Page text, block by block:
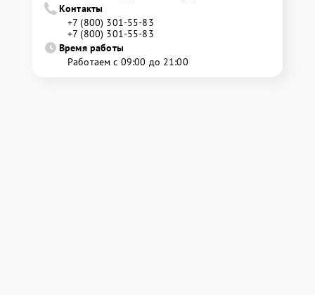
Контакты
+7 (800) 301-55-83
+7 (800) 301-55-83
Время работы
Работаем с 09:00 до 21:00